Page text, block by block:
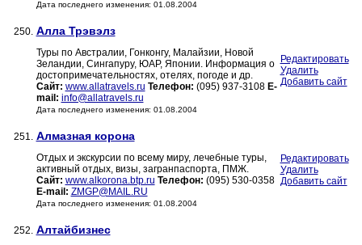
Дата последнего изменения: 01.08.2004
250. Алла Трэвэлз
Туры по Австралии, Гонконгу, Малайзии, Новой
Зеландии, Сингапуру, ЮАР, Японии. Информация о
достопримечательностях, отелях, погоде и др.
Сайт: www.allatravels.ru Телефон: (095) 937-3108 E-
mail: info@allatravels.ru
Дата последнего изменения: 01.08.2004
Редактировать
Удалить
Добавить сайт
251. Алмазная корона
Отдых и экскурсии по всему миру, лечебные туры,
активный отдых, визы, загранпаспорта, ПМЖ.
Сайт: www.alkorona.btp.ru Телефон: (095) 530-0358
E-mail: ZMGP@MAIL.RU
Дата последнего изменения: 01.08.2004
Редактировать
Удалить
Добавить сайт
252. Алтайбизнес